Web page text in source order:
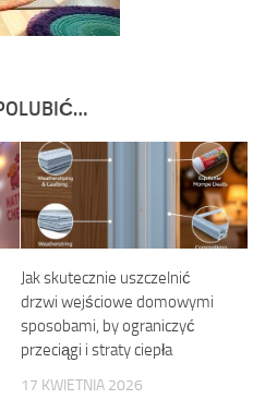
Jak skutecznie uszczelnić
drzwi wejściowe domowymi
sposobami, by ograniczyć
przeciągi i straty ciepła
17 KWIETNIA 2026